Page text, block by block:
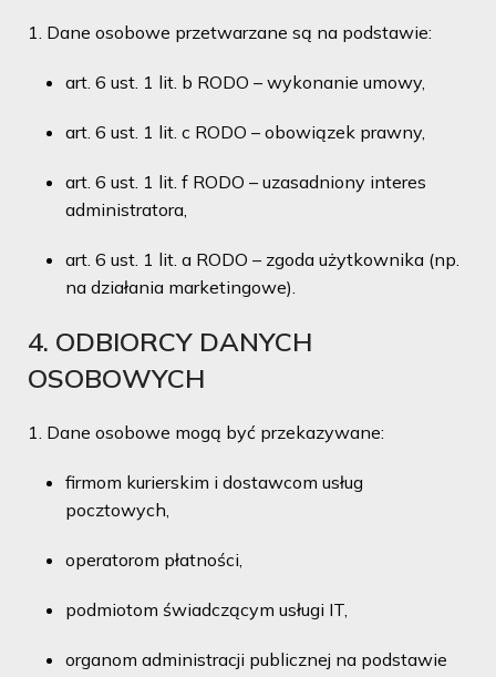
Dane osobowe przetwarzane są na podstawie:
art. 6 ust. 1 lit. b RODO – wykonanie umowy,
art. 6 ust. 1 lit. c RODO – obowiązek prawny,
art. 6 ust. 1 lit. f RODO – uzasadniony interes
administratora,
art. 6 ust. 1 lit. a RODO – zgoda użytkownika (np.
na działania marketingowe).
4. ODBIORCY DANYCH
OSOBOWYCH
Dane osobowe mogą być przekazywane:
firmom kurierskim i dostawcom usług
pocztowych,
operatorom płatności,
podmiotom świadczącym usługi IT,
organom administracji publicznej na podstawie